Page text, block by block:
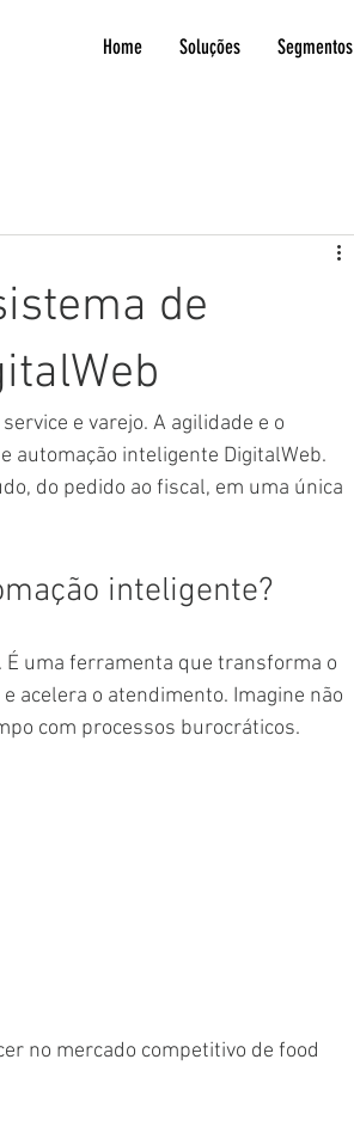
Home Soluções Segmentos
de
e varejo. A agilidade e o
automação inteligente DigitalWeb.
do pedido ao fiscal, em uma única
inteligente?
É uma ferramenta que transforma o
acelera o atendimento. Imagine não
com processos burocráticos.
no mercado competitivo de food